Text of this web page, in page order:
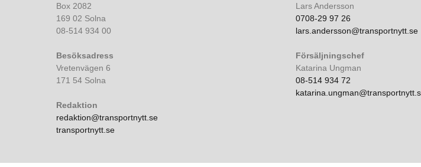
Box 2082
169 02 Solna
08-514 934 00
Besöksadress
Vretenvägen 6
171 54 Solna
Redaktion
redaktion@transportnytt.se
transportnytt.se
Lars Andersson
0708-29 97 26
lars.andersson@transportnytt.se
Försäljningschef
Katarina Ungman
08-514 934 72